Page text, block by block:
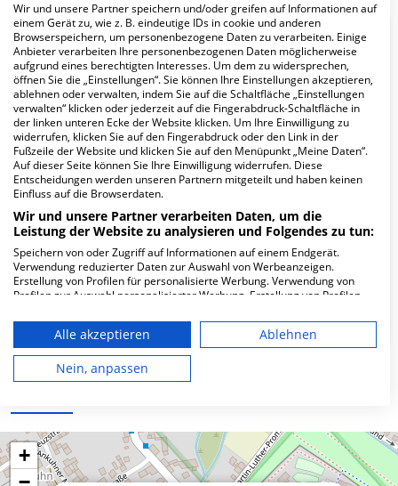
FAQ
Hier ﬁnden Sie häuﬁg gestellte Fragen zu dieser Klinik.
Wie lautet die Adresse von MVZ des
Städtischen Klinikums Dessau Nbst. Zerbst?
39261 Zerbst
Wie ist die Telefonnummer von MVZ des
+
Wir und unsere Partner speichern und/oder greifen auf Informationen auf
einem Gerät zu, wie z. B. eindeutige IDs in cookie und anderen
Browserspeichern, um personenbezogene Daten zu verarbeiten. Einige
Anbieter verarbeiten Ihre personenbezogenen Daten möglicherweise
aufgrund eines berechtigten Interesses. Um dem zu widersprechen,
öffnen Sie die „Einstellungen“. Sie können Ihre Einstellungen akzeptieren,
ablehnen oder verwalten, indem Sie auf die Schaltfläche „Einstellungen
verwalten“ klicken oder jederzeit auf die Fingerabdruck-Schaltfläche in
der linken unteren Ecke der Website klicken. Um Ihre Einwilligung zu
widerrufen, klicken Sie auf den Fingerabdruck oder den Link in der
Fußzeile der Website und klicken Sie auf den Menüpunkt „Meine Daten“.
Auf dieser Seite können Sie Ihre Einwilligung widerrufen. Diese
Entscheidungen werden unseren Partnern mitgeteilt und haben keinen
Einfluss auf die Browserdaten.
Wir und unsere Partner verarbeiten Daten, um die
Leistung der Website zu analysieren und Folgendes zu tun:
Speichern von oder Zugriff auf Informationen auf einem Endgerät.
Verwendung reduzierter Daten zur Auswahl von Werbeanzeigen.
Erstellung von Profilen für personalisierte Werbung. Verwendung von
Profilen zur Auswahl personalisierter Werbung. Erstellung von Profilen
personalisierter Inhalte. Messung der Werbeleistung. Messung der
Performance von Inhalten. Analyse von Zielgruppen durch Statistiken
oder Kombinationen von Daten aus verschiedenen Quellen. Entwicklung
und Verbesserung der Angebote. Verwendung reduzierter Daten zur
Auswahl von Inhalten.
die USA gesendet werden.
Ihre Einwilligung und die cookie Richtlinie gelten ausschließlich für diese
Website/App.
Partnerliste anzeigen (1 IAB-Anbieter)
Alle akzeptieren
Ablehnen
Nein, anpassen